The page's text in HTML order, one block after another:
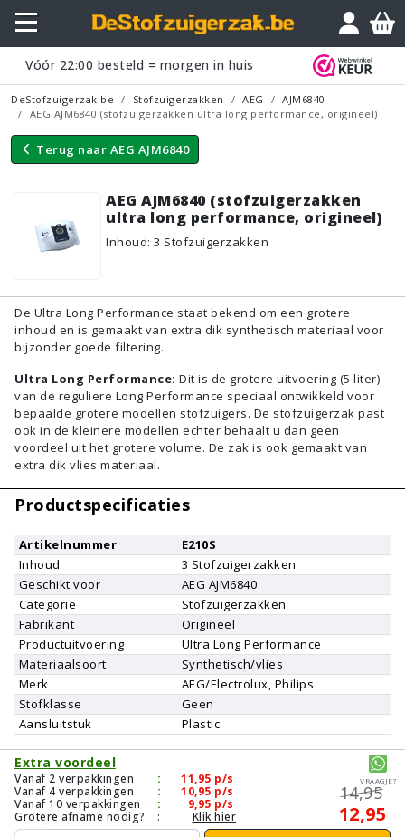
Vóór 22:00 besteld = morgen in huis
DeStofzuigerzak.be Stofzuigerzakken AEG
AJM6840
AEG AJM6840 (stofzuigerzakken ultra long performance, origineel)
Terug naar AEG AJM6840
AEG AJM6840 (stofzuigerzakken
ultra long performance, origineel)
Inhoud: 3 Stofzuigerzakken
Vraagje?
De Ultra Long Performance staat bekend om een grotere
inhoud en is gemaakt van extra dik synthetisch materiaal voor
bijzonder goede filtering.
Ultra Long Performance: Dit is de grotere uitvoering (5 liter)
van de reguliere Long Performance speciaal ontwikkeld voor
bepaalde grotere modellen stofzuigers. De stofzuigerzak past
ook in de kleinere modellen echter behaalt u dan geen
voordeel uit het grotere volume. De zak is ook gemaakt van
extra dik vlies materiaal.
Productspecificaties
Artikelnummer
E210S
Inhoud
3 Stofzuigerzakken
Geschikt voor
AEG AJM6840
Categorie
Stofzuigerzakken
Fabrikant
Origineel
Productuitvoering
Ultra Long Performance
Materiaalsoort
Synthetisch/vlies
Merk
AEG/Electrolux, Philips
Stofklasse
Geen
Aansluitstuk
Plastic
Vraagje?
Extra voordeel
Vanaf 2 verpakkingen : 11,95 p/s
Vanaf 4 verpakkingen
: 10,95 p/s
Vanaf 10 verpakkingen
: 9,95 p/s
Grotere afname nodig?
: Klik hier
14,95
12,95